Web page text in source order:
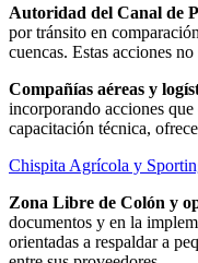
Autoridad del Canal de
por tránsito en
cuencas. Estas acciones
Compañías aéreas y
incorporando acciones
capacitación técnica,
Chispita Agrícola y
Zona Libre de Colón y
documentos y en la
orientadas a respaldar a